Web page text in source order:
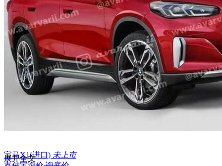
宝马X1(进口) 未上市
展开全文